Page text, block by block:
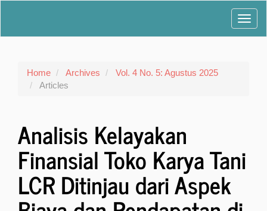
Home Archives
Vol. 4 No. 5: Agustus 2025
Articles
Analisis Kelayakan
Finansial Toko Karya Tani
LCR Ditinjau dari Aspek